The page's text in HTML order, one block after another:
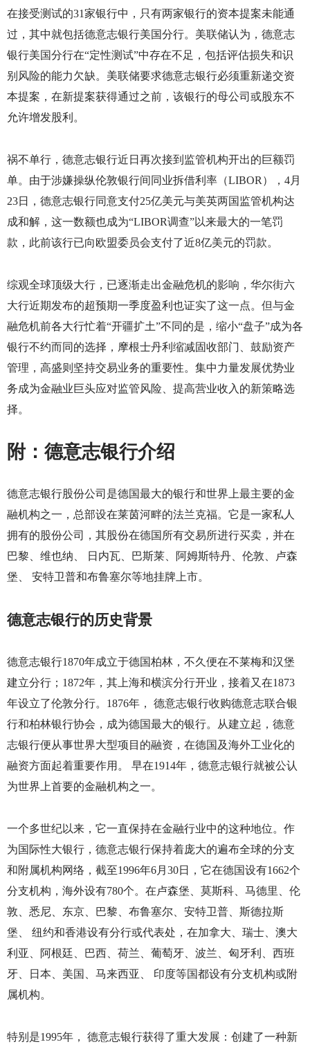
在接受测试的31家银行中，只有两家银行的资本提案未能通
过，其中就包括德意志银行美国分行。美联储认为，德意志
银行美国分行在“定性测试”中存在不足，包括评估损失和识
别风险的能力欠缺。美联储要求德意志银行必须重新递交资
本提案，在新提案获得通过之前，该银行的母公司或股东不
允许增发股利。
祸不单行，德意志银行近日再次接到监管机构开出的巨额罚
单。由于涉嫌操纵伦敦银行间同业拆借利率（LIBOR ）， 4月
23日，德意志银行同意支付25亿美元与美英两国监管机构达
成和解，这一数额也成为“LIBOR调查”以来最大的一笔罚
款，此前该行已向欧盟委员会支付了近8亿美元的罚款。
综观全球顶级大行，已逐渐走出金融危机的影响，华尔街六
大行近期发布的超预期一季度盈利也证实了这一点。但与金
融危机前各大行忙着“开疆扩土”不同的是，缩小“盘子”成为各
银行不约而同的选择，摩根士丹利缩减固收部门、鼓励资产
管理，高盛则坚持交易业务的重要性。集中力量发展优势业
务成为金融业巨头应对监管风险、提高营业收入的新策略选
择。
附：德意志银行介绍
德意志银行股份公司是德国最大的银行和世界上最主要的金
融机构之一，总部设在莱茵河畔的法兰克福。它是一家私人
拥有的股份公司，其股份在德国所有交易所进行买卖，并在
巴黎、维也纳、 日内瓦、巴斯莱、阿姆斯特丹、伦敦、卢森
堡、 安特卫普和布鲁塞尔等地挂牌上市。
德意志银行的历史背景
德意志银行1870年成立于德国柏林，不久便在不莱梅和汉堡
建立分行； 1872年，其上海和横滨分行开业，接着又在1873
年设立了伦敦分行。 1876年， 德意志银行收购德意志联合银
行和柏林银行协会，成为德国最大的银行。从建立起，德意
志银行便从事世界大型项目的融资，在德国及海外工业化的
融资方面起着重要作用。 早在1914年，德意志银行就被公认
为世界上首要的金融机构之一。
一个多世纪以来，它一直保持在金融行业中的这种地位。作
为国际性大银行，德意志银行保持着庞大的遍布全球的分支
和附属机构网络，截至1996年6月 30日，它在德国设有1662个
分支机构，海外设有780个。在卢森堡、莫斯科、马德里、伦
敦、悉尼、东京、巴黎、布鲁塞尔、安特卫普、斯德拉斯
堡、 纽约和香港设有分行或代表处，在加拿大、瑞士、澳大
利亚、阿根廷、巴西、荷兰、葡萄牙、波兰、匈牙利、西班
牙、日本、美国、马来西亚、 印度等国都设有分支机构或附
属机构。
特别是1995年， 德意志银行获得了重大发展：创建了一种新